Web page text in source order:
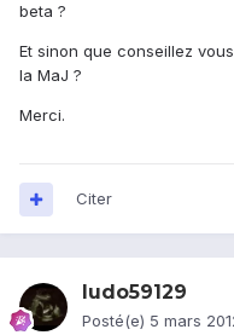
beta ?
Et sinon que conseillez
la MaJ ?
Merci.
Citer
ludo59129
Posté(e) 5 mars